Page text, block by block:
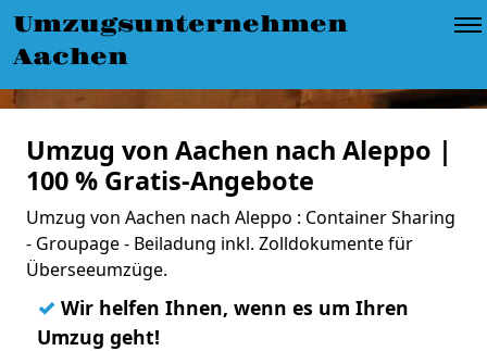
Umzugsunternehmen
Aachen
Umzug von Aachen nach Aleppo |
100 % Gratis-Angebote
Umzug von Aachen nach Aleppo : Container Sharing
- Groupage - Beiladung inkl. Zolldokumente für
Überseeumzüge.
✓ Wir helfen Ihnen, wenn es um Ihren
Umzug geht!